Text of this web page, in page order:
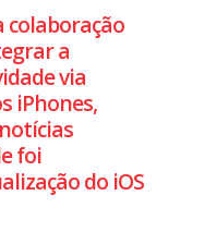
colaboração
a
via
iPhones,
foi
do iOS